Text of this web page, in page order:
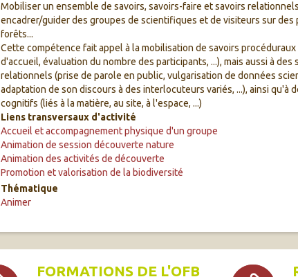
Mobiliser un ensemble de savoirs, savoirs-faire et savoirs
encadrer/guider des groupes de scientifiques et de visiteurs sur des
forêts...
Cette compétence fait appel à la mobilisation de savoirs
d'accueil, évaluation du nombre des participants, ...), mais aussi à des
relationnels (prise de parole en public, vulgarisation de données
adaptation de son discours à des interlocuteurs variés, ...), ainsi qu'à
cognitifs (liés à la matière, au site, à l'espace, ...)
Liens transversaux d'activité
Accueil et accompagnement physique d'un groupe
Animation de session découverte nature
Animation des activités de découverte
Promotion et valorisation de la biodiversité
Thématique
Animer
FORMATIONS DE L'OFB